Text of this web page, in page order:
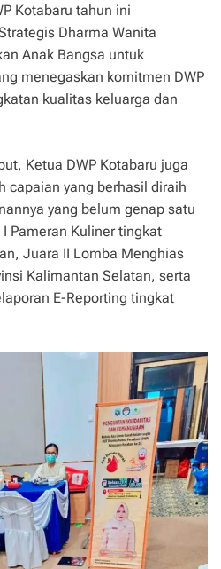
Kotabaru tahun ini
Dharma Wanita
Anak Bangsa untuk
menegaskan komitmen DWP
kualitas keluarga dan
Ketua DWP Kotabaru juga
capaian yang berhasil diraih
yang belum genap satu
Pameran Kuliner tingkat
Juara II Lomba Menghias
Kalimantan Selatan, serta
E-Reporting tingkat